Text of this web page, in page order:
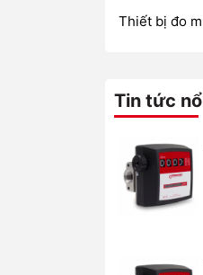
Thiết bị đo
Tin tức